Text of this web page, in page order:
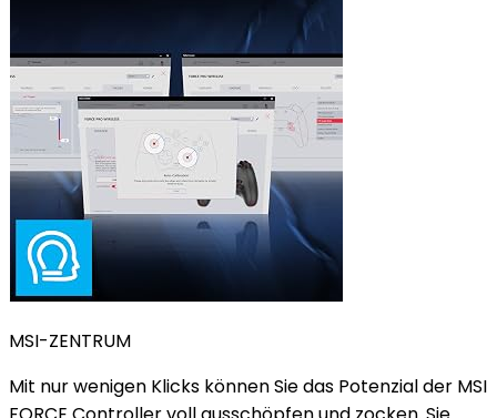
MSI-ZENTRUM
Mit nur wenigen Klicks können Sie das Potenzial der MSI